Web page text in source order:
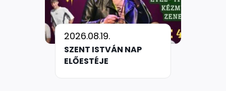
2026.08.19.
SZENT ISTVÁN NAP
ELŐESTÉJE